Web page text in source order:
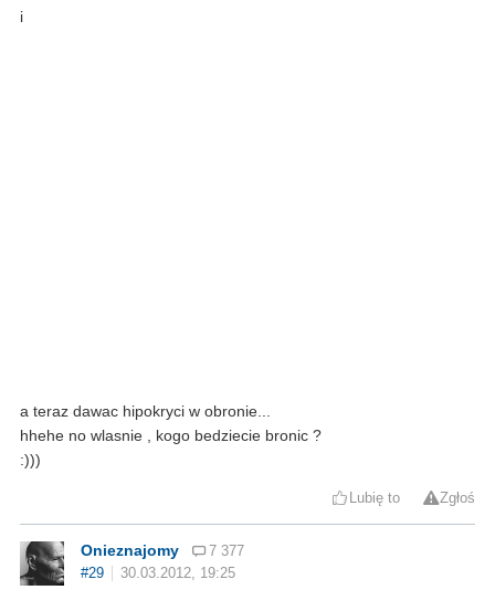
i
a teraz dawac hipokryci w obronie...
hhehe no wlasnie , kogo bedziecie bronic ?
:)))
Lubię to Zgłoś
Onieznajomy
7 377
#29
30.03.2012, 19:25